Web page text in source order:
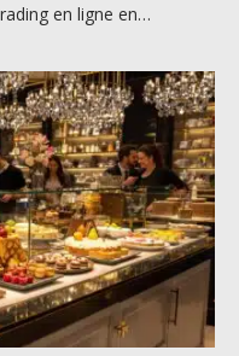
en ligne en…